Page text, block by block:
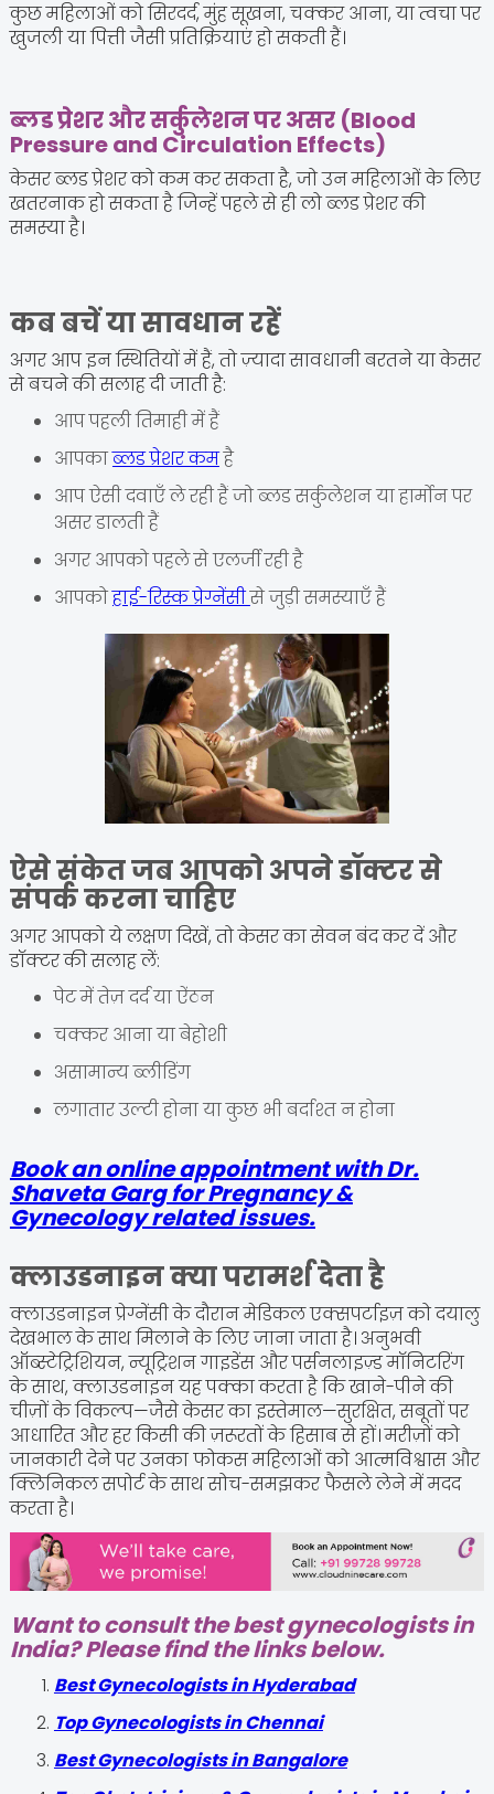
कुछ महिलाओं को सिरदर्द, मुंह सूखना, चक्कर आना, या त्वचा पर
खुजली या पित्ती जैसी प्रतिक्रियाएं हो सकती हैं।
ब्लड प्रेशर और सर्कुलेशन पर असर (Blood
Pressure and Circulation Effects)
केसर ब्लड प्रेशर को कम कर सकता है, जो उन महिलाओं के लिए
खतरनाक हो सकता है जिन्हें पहले से ही लो ब्लड प्रेशर की
समस्या है।
कब बचें या सावधान रहें
अगर आप इन स्थितियों में हैं, तो ज़्यादा सावधानी बरतने या केसर
से बचने की सलाह दी जाती है:
आप पहली तिमाही में हैं
आपकाब्लड प्रेशर कमहै
आप ऐसी दवाएँ ले रही हैं जो ब्लड सर्कुलेशन या हार्मोन पर
असर डालती हैं
अगर आपको पहले से एलर्जी रही है
आपकोहाई-रिस्क प्रेग्नेंसीसे जुड़ी समस्याएँ हैं
ऐसे संकेत जब आपको अपने डॉक्टर से
संपर्क करना चाहिए
अगर आपको ये लक्षण दिखें, तो केसर का सेवन बंद कर दें और
डॉक्टर की सलाह लें:
पेट में तेज़ दर्द या ऐंठन
चक्कर आना या बेहोशी
असामान्य ब्लीडिंग
लगातार उल्टी होना या कुछ भी बर्दाश्त न होना
Book an online appointment with Dr.
Shaveta Garg for Pregnancy &
Gynecology related issues.
क्लाउडनाइन क्या परामर्श देता है
क्लाउडनाइन प्रेग्नेंसी के दौरान मेडिकल एक्सपर्टाइज़ को दयालु
देखभाल के साथ मिलाने के लिए जाना जाता है। अनुभवी
ऑब्स्टेट्रिशियन, न्यूट्रिशन गाइडेंस और पर्सनलाइज़्ड मॉनिटरिंग
के साथ, क्लाउडनाइन यह पक्का करता है कि खाने-पीने की
चीज़ों के विकल्प—जैसे केसर का इस्तेमाल—सुरक्षित, सबूतों पर
आधारित और हर किसी की ज़रूरतों के हिसाब से हों। मरीज़ों को
जानकारी देने पर उनका फोकस महिलाओं को आत्मविश्वास और
क्लिनिकल सपोर्ट के साथ सोच-समझकर फैसले लेने में मदद
करता है।
Want to consult the best gynecologists in
India? Please find the links below.
Best Gynecologists in Hyderabad
Top Gynecologists in Chennai
Best Gynecologists in Bangalore